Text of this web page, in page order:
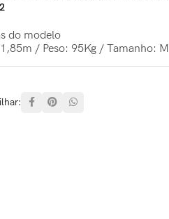
do modelo
/ Peso: 95Kg / Tamanho: M